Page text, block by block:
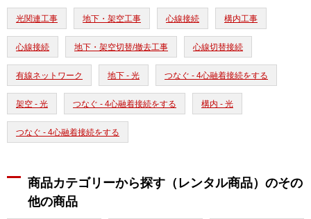
光関連工事 地下・架空工事 心線接続 構内工事
心線接続 地下・架空切替/撤去工事 心線切替接続
有線ネットワーク 地下 - 光 つなぐ - 4心融着接続をする
架空 - 光 つなぐ - 4心融着接続をする 構内 - 光
つなぐ - 4心融着接続をする
商品カテゴリーから探す（レンタル商品）のその
他の商品